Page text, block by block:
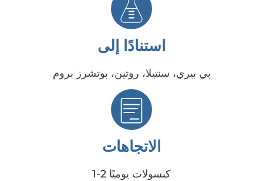
استنادًا إلى
بي بيري، سنتيلا، روتين، بوتشرز بروم
الاتجاهات
1-2 كبسولات يوميًا